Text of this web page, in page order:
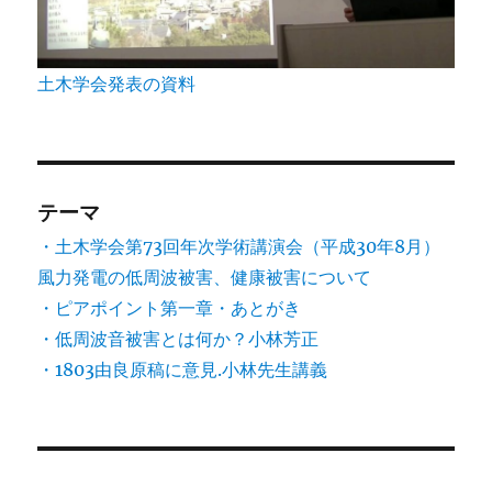
土木学会発表の資料
テーマ
・土木学会第73回年次学術講演会（平成30年8月）
風力発電の低周波被害、健康被害について
・ピアポイント第一章・あとがき
・低周波音被害とは何か？小林芳正
・1803由良原稿に意見.小林先生講義